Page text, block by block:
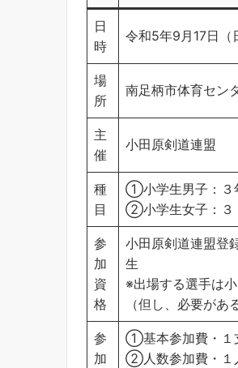
日
時
令和5年9月17日
場
所
南足柄市体育セン
主
催
小田原剣道連盟
種
目
①小学生男子：３
②小学生女子：３
参
加
資
格
小田原剣道連盟登
生
※出場する選手は
（但し、必要があ
参
加
①基本参加費・１
②人数参加費・１